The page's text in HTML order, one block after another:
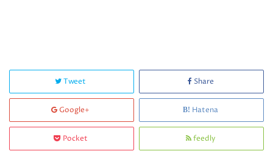
Tweet Share
Google+ Hatena
Pocket feedly